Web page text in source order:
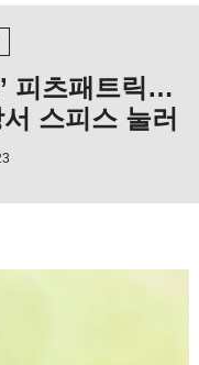
피츠패트릭…
스피스 눌러